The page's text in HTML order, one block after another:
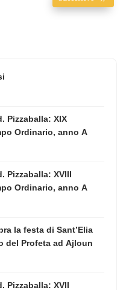
Pizzaballa: XIX
Ordinario, anno A
Pizzaballa: XVIII
Ordinario, anno A
la festa di Sant’Elia
del Profeta ad Ajloun
Pizzaballa: XVII